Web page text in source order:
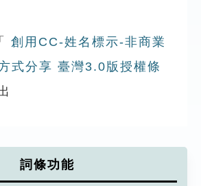
創用CC-姓名標示-非商業
式分享 臺灣3.0版授權條
詞條功能